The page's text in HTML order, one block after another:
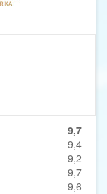
9,7
9,4
9,2
9,7
9,6